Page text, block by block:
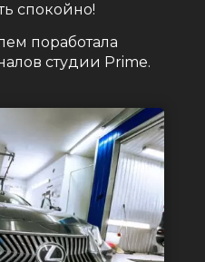
спокойно!
поработала
студии Prime.